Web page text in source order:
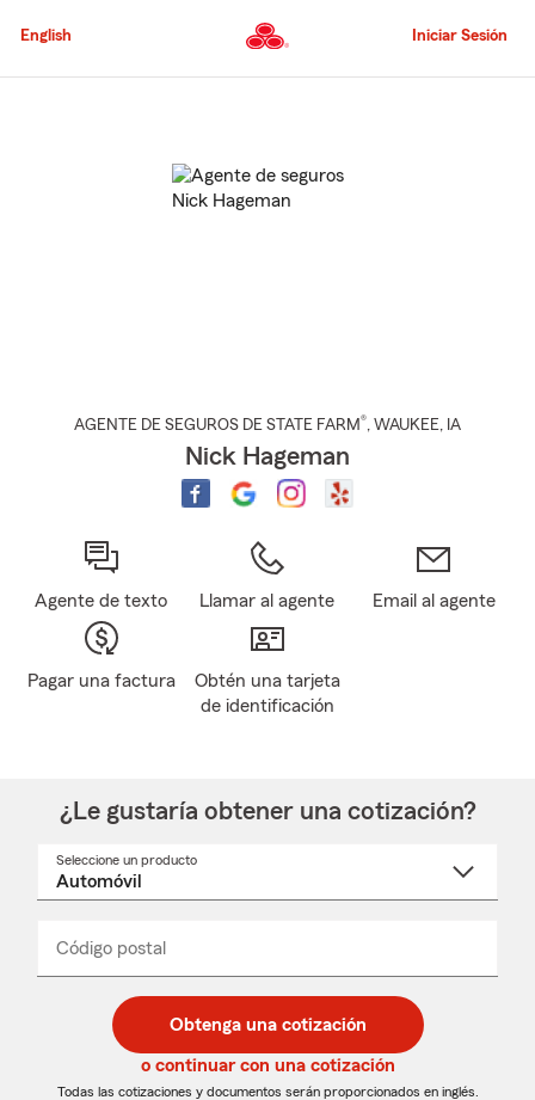
al
principal
English Iniciar Sesión
AGENTE DE SEGUROS DE STATE FARM®, WAUKEE, IA
Nick Hageman
Agente de texto Llamar al agente Email al agente
Pagar una factura
Obtén una tarjeta
de identificación
¿Le gustaría obtener una cotización?
Seleccione un producto
desplegable
Código postal
de
5
dígitos
de
5
dígitos
_____
Obtenga una cotización
o continuar con una cotización
Todas las cotizaciones y documentos serán proporcionados en inglés.